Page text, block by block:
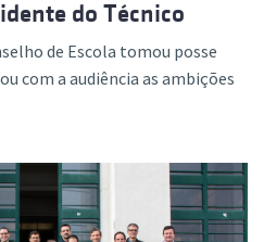
do Técnico
de Escola tomou posse
com a audiência as ambições